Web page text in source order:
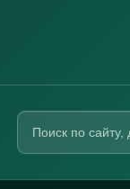
Поиск
сайту